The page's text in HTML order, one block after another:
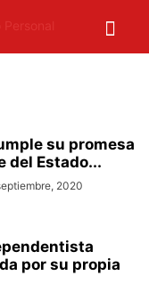
su promesa
del Estado...
2020
por su propia